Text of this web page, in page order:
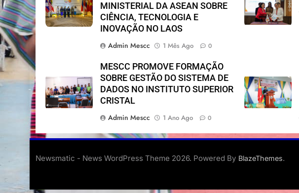
MINISTERIAL DA ASEAN SOBRE
CIÊNCIA, TECNOLOGIA E
INOVAÇÃO NO LAOS
Admin Mescc
1 Mês Ago 0
MESCC PROMOVE FORMAÇÃO
SOBRE GESTÃO DO SISTEMA DE
DADOS NO INSTITUTO SUPERIOR
CRISTAL
Admin Mescc
1 Ano Ago 0
Newsmatic - News WordPress Theme 2026. Powered By BlazeThemes.